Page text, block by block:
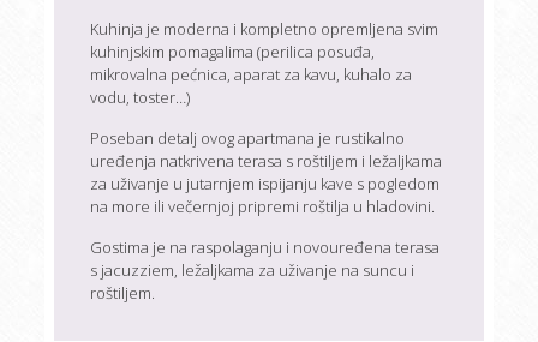
Kuhinja je moderna i kompletno opremljena svim
kuhinjskim pomagalima (perilica posuđa,
mikrovalna pećnica, aparat za kavu, kuhalo za
vodu, toster…)
Poseban detalj ovog apartmana je rustikalno
uređenja natkrivena terasa s roštiljem i ležaljkama
za uživanje u jutarnjem ispijanju kave s pogledom
na more ili večernjoj pripremi roštilja u hladovini.
Gostima je na raspolaganju i novouređena terasa
s jacuzziem, ležaljkama za uživanje na suncu i
roštiljem.